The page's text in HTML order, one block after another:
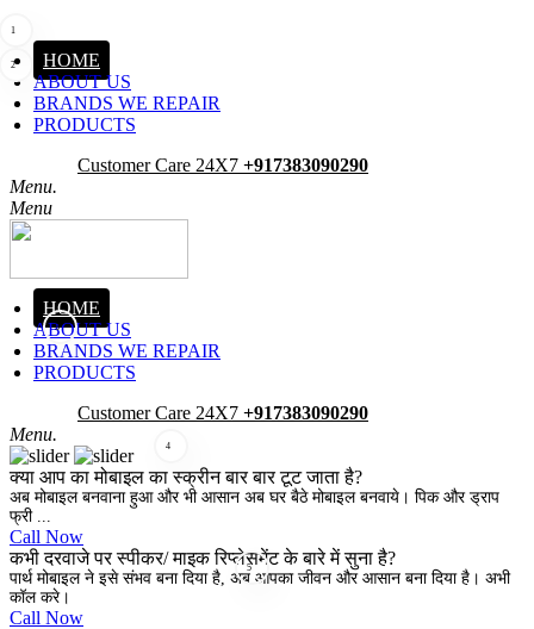
HOME
ABOUT US
BRANDS WE REPAIR
PRODUCTS
Customer Care 24X7 +917383090290
Menu.
Menu
HOME
ABOUT US
BRANDS WE REPAIR
PRODUCTS
Customer Care 24X7 +917383090290
Menu.
क्या आप का मोबाइल का स्क्रीन बार बार टूट जाता है?
अब मोबाइल बनवाना हुआ और भी आसान अब घर बैठे मोबाइल बनवाये। पिक और ड्राप
फ्री ...
Call Now
कभी दरवाजे पर स्पीकर/ माइक रिप्लेसमेंट के बारे में सुना है?
पार्थ मोबाइल ने इसे संभव बना दिया है, अब आपका जीवन और आसान बना दिया है। अभी
कॉल करे।
Call Now
1
2
3
4
5